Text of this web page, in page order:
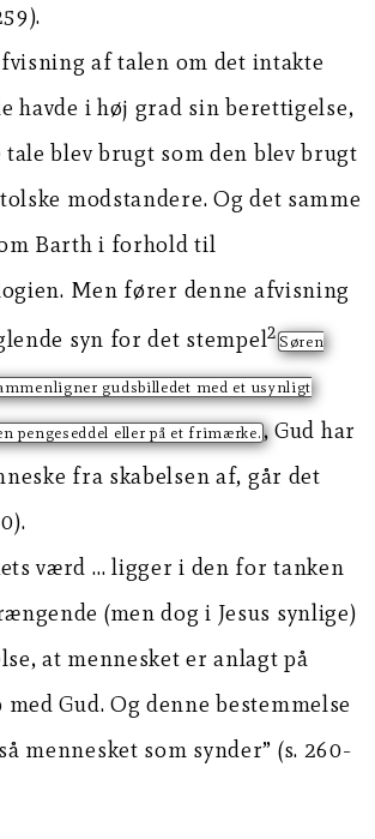
af talen om det intakte
havde i høj grad sin berettigelse,
tale blev brugt som den blev brugt
modstandere. Og det samme
Barth i forhold til
Men fører denne afvisning
syn for det stempel2Søren
gudsbilledet med et usynligt
pengeseddel eller på et frimærke., Gud har
fra skabelsen af, går det
værd … ligger i den for tanken
(men dog i Jesus synlige)
at mennesket er anlagt på
Gud. Og denne bestemmelse
mennesket som synder” (s. 260-